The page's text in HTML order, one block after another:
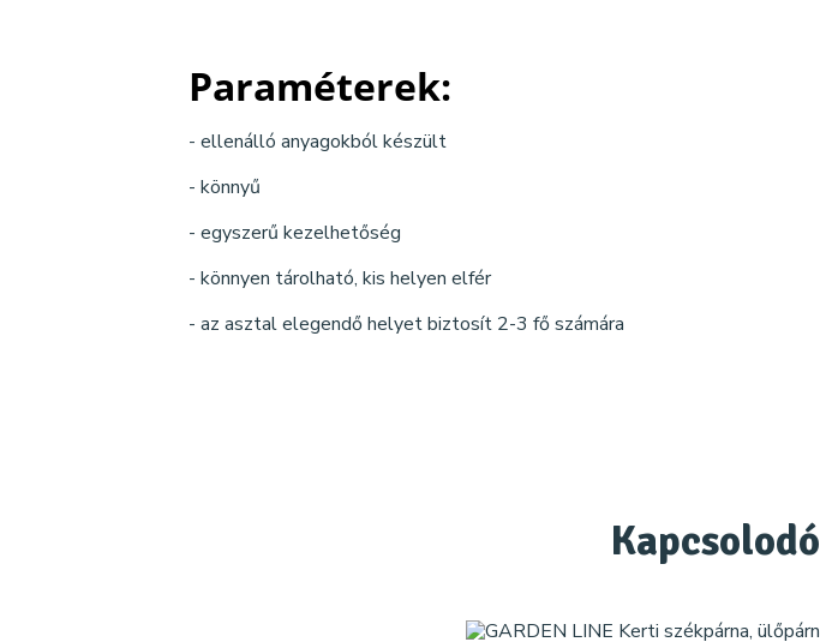
Paraméterek:
- ellenálló anyagokból készült
- könnyű
- egyszerű kezelhetőség
- könnyen tárolható, kis helyen elfér
- az asztal elegendő helyet biztosít 2-3 fő számára
Kapcsolodó